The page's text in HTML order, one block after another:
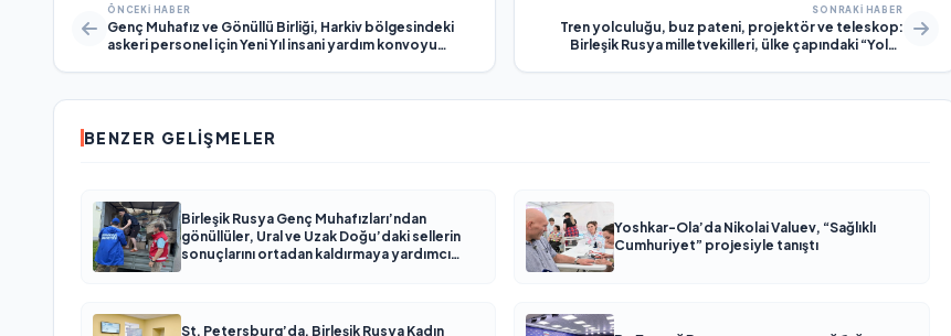
ÖNCEKI HABER
Genç Muhafız ve Gönüllü Birliği, Harkiv bölgesindeki
askeri personel için Yeni Yıl insani yardım konvoyu
SONRAKI HABER
Tren yolculuğu, buz pateni, projektör ve teleskop:
Birleşik Rusya milletvekilleri, ülke çapındaki “Yolka
BENZER GELIŞMELER
Birleşik Rusya Genç Muhafızları’ndan
gönüllüler, Ural ve Uzak Doğu’daki sellerin
sonuçlarını ortadan kaldırmaya yardımcı
Yoshkar-Ola’da Nikolai Valuev, “Sağlıklı
Cumhuriyet” projesiyle tanıştı
St. Petersburg’da, Birleşik Rusya Kadın